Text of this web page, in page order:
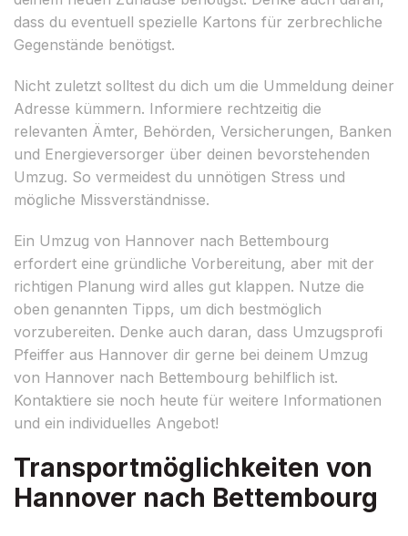
dass du eventuell spezielle Kartons für zerbrechliche
Gegenstände benötigst.
Nicht zuletzt solltest du dich um die Ummeldung deiner
Adresse kümmern. Informiere rechtzeitig die
relevanten Ämter, Behörden, Versicherungen, Banken
und Energieversorger über deinen bevorstehenden
Umzug. So vermeidest du unnötigen Stress und
mögliche Missverständnisse.
Ein Umzug von Hannover nach Bettembourg
erfordert eine gründliche Vorbereitung, aber mit der
richtigen Planung wird alles gut klappen. Nutze die
oben genannten Tipps, um dich bestmöglich
vorzubereiten. Denke auch daran, dass Umzugsprofi
Pfeiffer aus Hannover dir gerne bei deinem Umzug
von Hannover nach Bettembourg behilflich ist.
Kontaktiere sie noch heute für weitere Informationen
und ein individuelles Angebot!
Transportmöglichkeiten von
Hannover nach Bettembourg